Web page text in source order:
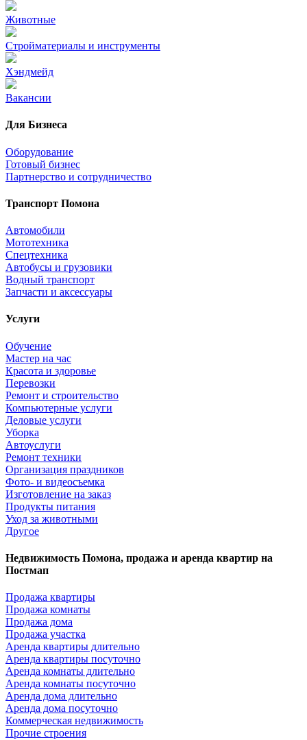
Животные
Стройматериалы и инструменты
Хэндмейд
Вакансии
Для Бизнеса
Оборудование
Готовый бизнес
Партнерство и сотрудничество
Транспорт Помона
Автомобили
Мототехника
Спецтехника
Автобусы и грузовики
Водный транспорт
Запчасти и аксессуары
Услуги
Обучение
Мастер на час
Красота и здоровье
Перевозки
Ремонт и строительство
Компьютерные услуги
Деловые услуги
Уборка
Автоуслуги
Ремонт техники
Организация праздников
Фото- и видеосъемка
Изготовление на заказ
Продукты питания
Уход за животными
Другое
Недвижимость Помона, продажа и аренда квартир на
Постмап
Продажа квартиры
Продажа комнаты
Продажа дома
Продажа участка
Аренда квартиры длительно
Аренда квартиры посуточно
Аренда комнаты длительно
Аренда комнаты посуточно
Аренда дома длительно
Аренда дома посуточно
Коммерческая недвижимость
Прочие строения